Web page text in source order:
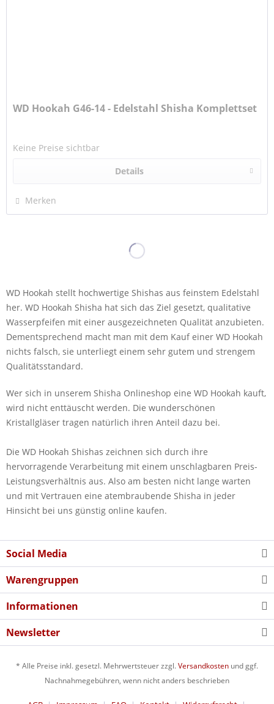
WD Hookah G46-14 - Edelstahl Shisha Komplettset
Keine Preise sichtbar
Details
Merken
WD Hookah stellt hochwertige Shishas aus feinstem Edelstahl
her. WD Hookah Shisha hat sich das Ziel gesetzt, qualitative
Wasserpfeifen mit einer ausgezeichneten Qualität anzubieten.
Dementsprechend macht man mit dem Kauf einer WD Hookah
nichts falsch, sie unterliegt einem sehr gutem und strengem
Qualitätsstandard.
Wer sich in unserem Shisha Onlineshop eine WD Hookah kauft,
wird nicht enttäuscht werden. Die wunderschönen
Kristallgläser tragen natürlich ihren Anteil dazu bei.
Die WD Hookah Shishas zeichnen sich durch ihre
hervorragende Verarbeitung mit einem unschlagbaren Preis-
Leistungsverhältnis aus. Also am besten nicht lange warten
und mit Vertrauen eine atembraubende Shisha in jeder
Hinsicht bei uns günstig online kaufen.
Social Media
Warengruppen
Informationen
Newsletter
* Alle Preise inkl. gesetzl. Mehrwertsteuer zzgl.Versandkosten und ggf.
Nachnahmegebühren, wenn nicht anders beschrieben